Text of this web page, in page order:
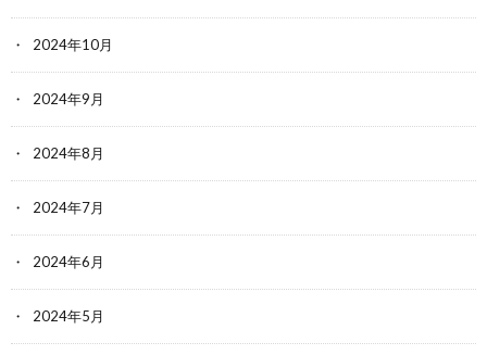
2024年10月
2024年9月
2024年8月
2024年7月
2024年6月
2024年5月